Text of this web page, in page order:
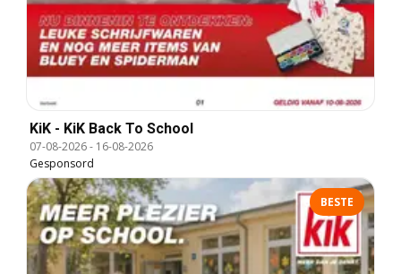
KiK - KiK Back To School
07-08-2026- 16-08-2026
Gesponsord
BESTE